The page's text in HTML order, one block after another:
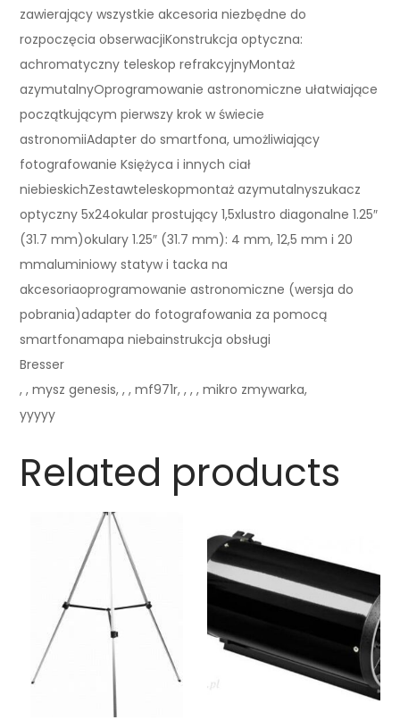
zawierający wszystkie akcesoria niezbędne do
rozpoczęcia obserwacjiKonstrukcja optyczna:
achromatyczny teleskop refrakcyjnyMontaż
azymutalnyOprogramowanie astronomiczne ułatwiające
początkującym pierwszy krok w świecie
astronomiiAdapter do smartfona, umożliwiający
fotografowanie Księżyca i innych ciał
niebieskichZestawteleskopmontaż azymutalnyszukacz
optyczny 5x24okular prostujący 1,5xlustro diagonalne 1.25″
(31.7 mm)okulary 1.25″ (31.7 mm): 4 mm, 12,5 mm i 20
mmaluminiowy statyw i tacka na
akcesoriaoprogramowanie astronomiczne (wersja do
pobrania)adapter do fotografowania za pomocą
smartfonamapa niebainstrukcja obsługi
Bresser
, , mysz genesis, , , mf971r, , , , mikro zmywarka,
yyyyy
Related products